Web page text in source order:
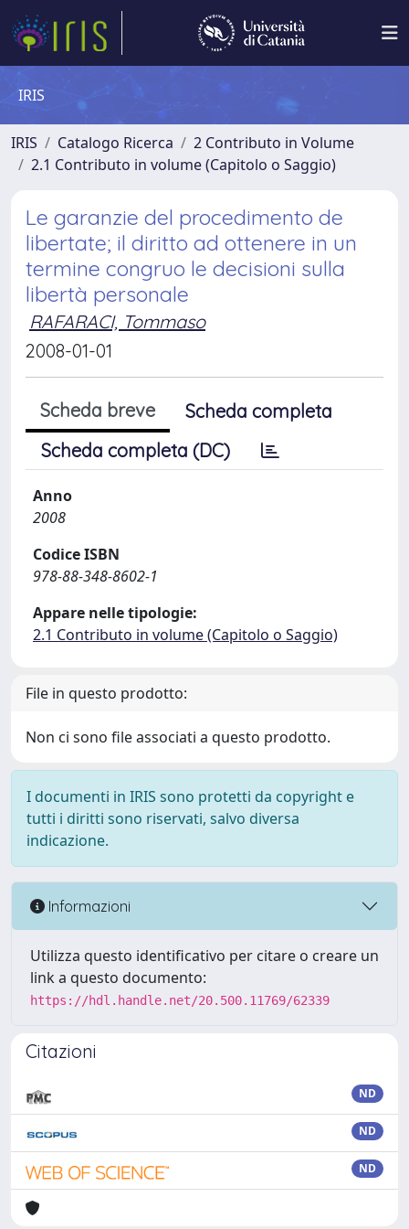
IRIS
IRIS Catalogo Ricerca
2 Contributo in Volume
2.1 Contributo in volume (Capitolo o Saggio)
Le garanzie del procedimento de
libertate; il diritto ad ottenere in un
termine congruo le decisioni sulla
libertà personale
RAFARACI, Tommaso
2008-01-01
Scheda breve
Scheda completa
Scheda completa (DC)
Anno
2008
Codice ISBN
978-88-348-8602-1
Appare nelle tipologie:
2.1 Contributo in volume (Capitolo o Saggio)
File in questo prodotto:
Non ci sono file associati a questo prodotto.
I documenti in IRIS sono protetti da copyright e
tutti i diritti sono riservati, salvo diversa
indicazione.
Informazioni
Utilizza questo identificativo per citare o creare un
link a questo documento:
https://hdl.handle.net/20.500.11769/62339
Citazioni
ND
ND
ND